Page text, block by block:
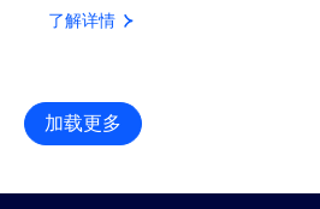
了解详情
加载更多 资源库项目